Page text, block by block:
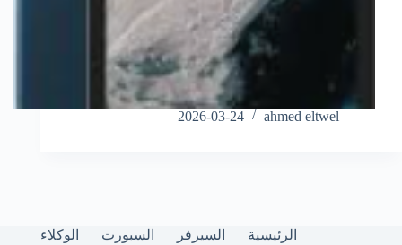
ahmed eltwel
2026-03-24
الرئيسية السيرفر السبورت الوكلاء